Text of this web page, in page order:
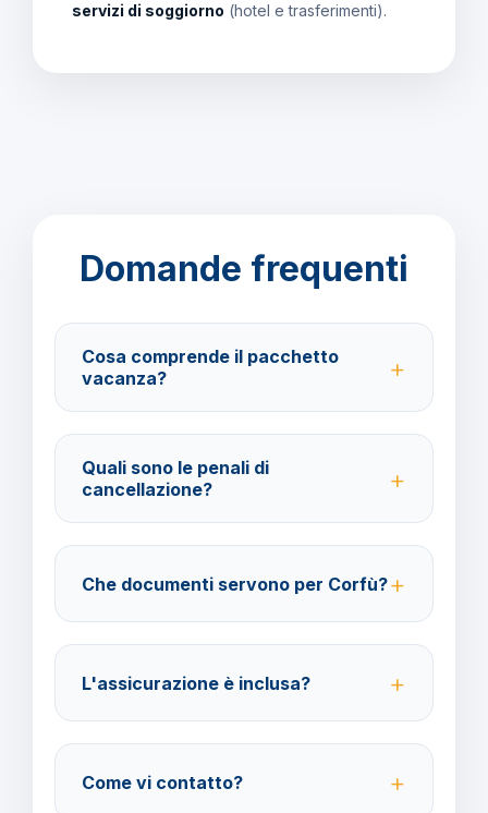
servizi di soggiorno (hotel e trasferimenti).
Domande frequenti
Cosa comprende il pacchetto
vacanza?
trasferimenti, soggiorno con trattamento All Inclusive
e assistenza BarbaViaggi.
Quali sono le penali di
cancellazione?
29 giorni in poi. Con assicurazione facoltativa è
possibile ottenere il rimborso del 100%.
Che documenti servono per Corfù?
per la destinazione scelta.
L'assicurazione è inclusa?
consigliate per coprire spese mediche e
cancellazione viaggio.
Come vi contatto?